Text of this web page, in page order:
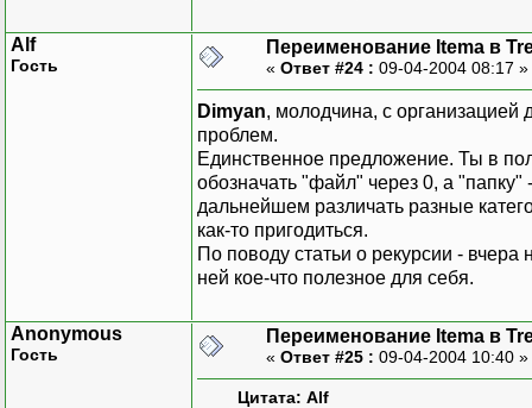
Alf
Гость
Переименование Itema в
« Ответ #24 : 09-04-2004 08:17 »
Dimyan, молодчина, с организацией
проблем.
Единственное предложение. Ты в
обозначать "файл" через 0, а
дальнейшем различать разные
как-то пригодиться.
По поводу статьи о рекурсии -
ней кое-что полезное для себя.
Anonymous
Гость
Переименование Itema в
« Ответ #25 : 09-04-2004 10:40 »
Цитата: Alf